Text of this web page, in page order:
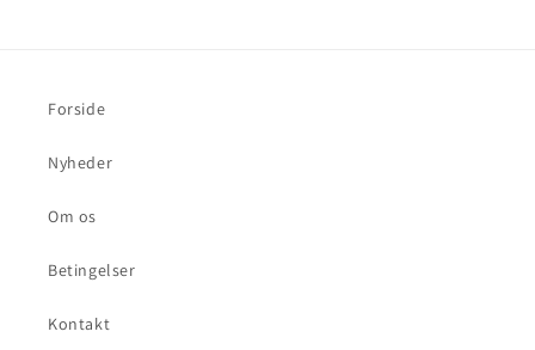
Forside
Nyheder
Om os
Betingelser
Kontakt